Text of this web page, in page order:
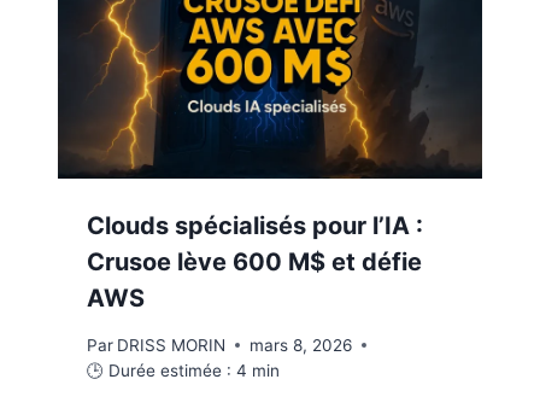
Clouds spécialisés pour l’IA :
Crusoe lève 600 M$ et défie
AWS
Par DRISS MORIN
mars 8, 2026
🕒 Durée estimée : 4 min